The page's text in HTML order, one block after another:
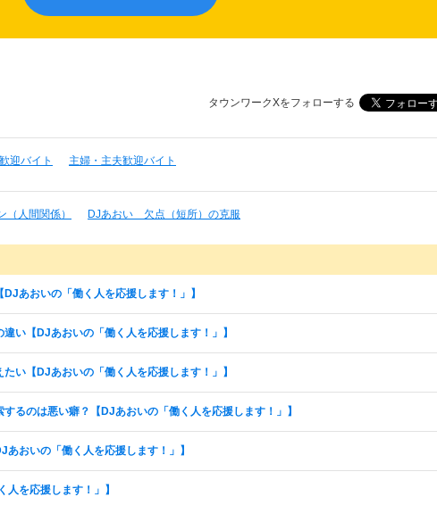
タウンワークXをフォローする
迎バイト 主婦・主夫歓迎バイト
人間関係） DJあおい 欠点（短所）の克服
あおいの「働く人を応援します！」】
い【DJあおいの「働く人を応援します！」】
い【DJあおいの「働く人を応援します！」】
るのは悪い癖？【DJあおいの「働く人を応援します！」】
おいの「働く人を応援します！」】
を応援します！」】